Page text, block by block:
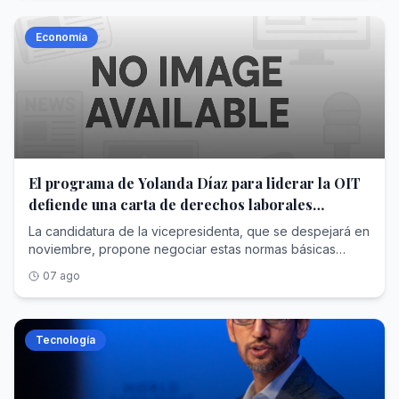
Economía
El programa de Yolanda Díaz para liderar la OIT
defiende una carta de derechos laborales
mínimos para todos los países
La candidatura de la vicepresidenta, que se despejará en
noviembre, propone negociar estas normas básicas
y trabajadores
07 ago
Tecnología